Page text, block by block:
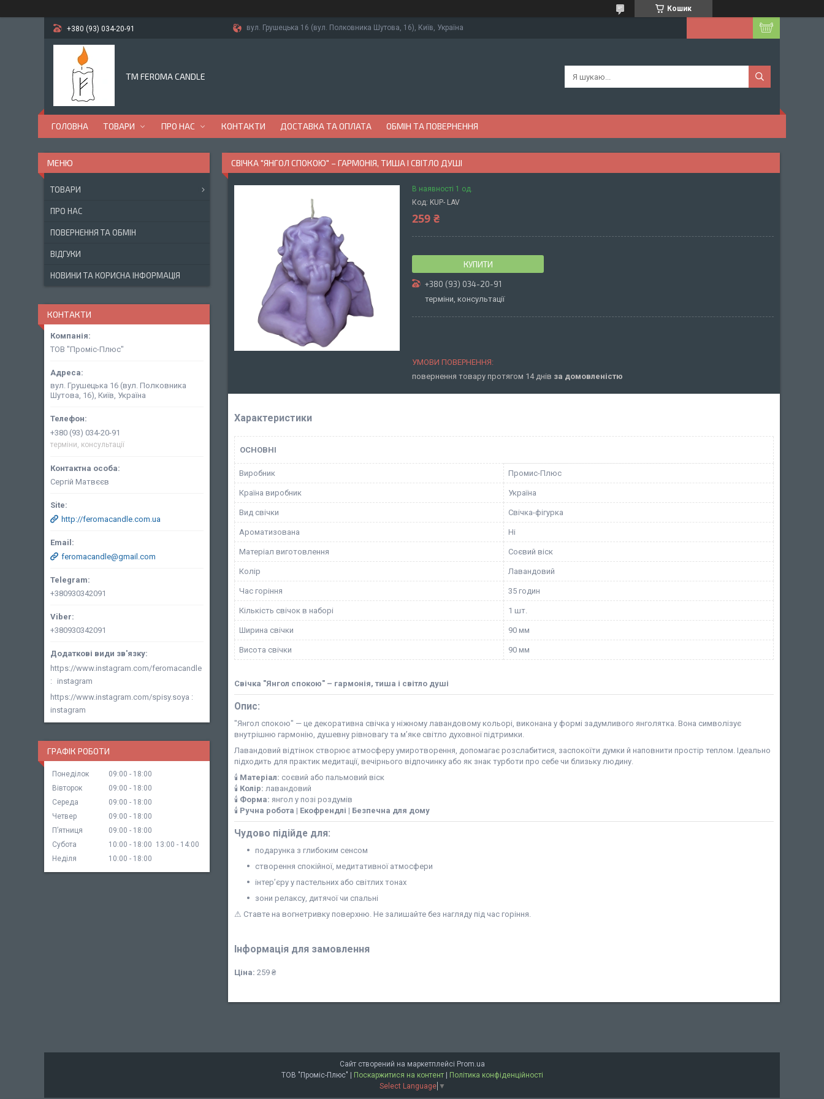
Кошик
+380 (93) 034-20-91 вул. Грушецька 16 (вул. Полковника Шутова, 16), Київ, Україна
TM FEROMA CANDLE
ГОЛОВНА ТОВАРИ ПРО НАС КОНТАКТИ ДОСТАВКА ТА ОПЛАТА ОБМІН ТА ПОВЕРНЕННЯ
СВІЧКА "ЯНГОЛ СПОКОЮ" – ГАРМОНІЯ, ТИША І СВІТЛО ДУШІ
В наявності 1 од.
Код: KUP- LAV
259 ₴
КУПИТИ
+380 (93) 034-20-91
терміни, консультації
повернення товару протягом 14 днів за домовленістю
Характеристики
ОСНОВНІ
Виробник Промис-Плюс
Країна виробник Україна
Вид свічки Свічка-фігурка
Ароматизована Ні
Матеріал виготовлення Соєвий віск
Колір Лавандовий
Час горіння 35 годин
Кількість свічок в наборі 1 шт.
Ширина свічки 90 мм
Висота свічки 90 мм
Свічка "Янгол спокою" – гармонія, тиша і світло душі
Опис:
"Янгол спокою" — це декоративна свічка у ніжному лавандовому кольорі, виконана у формі задумливого янголятка. Вона символізує
внутрішню гармонію, душевну рівновагу та м’яке світло духовної підтримки.
Лавандовий відтінок створює атмосферу умиротворення, допомагає розслабитися, заспокоїти думки й наповнити простір теплом. Ідеально
підходить для практик медитації, вечірнього відпочинку або як знак турботи про себе чи близьку людину.
🕯 Матеріал: соєвий або пальмовий віск
🕯 Колір: лавандовий
🕯 Форма: янгол у позі роздумів
🕯 Ручна робота | Екофрендлі | Безпечна для дому
Чудово підійде для:
подарунка з глибоким сенсом
створення спокійної, медитативної атмосфери
інтер’єру у пастельних або світлих тонах
зони релаксу, дитячої чи спальні
⚠ Ставте на вогнетривку поверхню. Не залишайте без нагляду під час горіння.
Інформація для замовлення
Ціна: 259 ₴
ТОВАРИ
ПРО НАС
ПОВЕРНЕННЯ ТА ОБМІН
ВІДГУКИ
НОВИНИ ТА КОРИСНА ІНФОРМАЦІЯ
КОНТАКТИ
ТОВ "Проміс-Плюс"
вул. Грушецька 16 (вул. Полковника
Шутова, 16), Київ, Україна
+380 (93) 034-20-91
терміни, консультації
Сергій Матвєєв
http://feromacandle.com.ua
feromacandle@gmail.com
+380930342091
+380930342091
https://www.instagram.com/feromacandle
instagram
https://www.instagram.com/spisy.soya
instagram
ГРАФІК РОБОТИ
Понеділок 09:00
18:00
Вівторок
09:00
18:00
Середа
09:00
18:00
Четвер
09:00
18:00
Пʼятниця
09:00
18:00
Субота
10:00 18:00 13:00
14:00
Неділя
10:00 18:00
Сайт створений на маркетплейсі Prom.ua
ТОВ "Проміс-Плюс" | Поскаржитися на контент | Політика конфіденційності
Select Language ▼